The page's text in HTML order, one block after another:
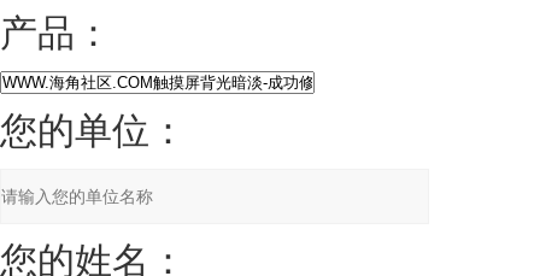
产品：
您的单位：
您的姓名：